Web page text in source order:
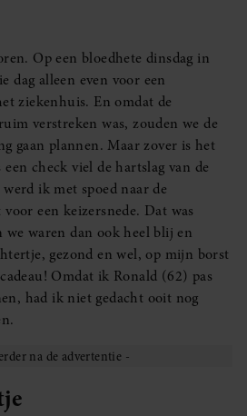
Op een bloedhete dinsdag in
dag alleen even voor een
ziekenhuis. En omdat de
verstreken was, zouden we de
gaan plannen. Maar zover is het
check viel de hartslag van de
ik met spoed naar de
een keizersnede. Dat was
waren dan ook heel blij en
gezond en wel, op mijn borst
Omdat ik Ronald (62) pas
had ik niet gedacht ooit nog